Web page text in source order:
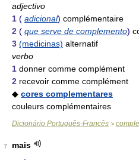
adjectivo
1 ( adicional) complémentaire
2 ( que serve de complemento)
3 (medicinas) alternatif
verbo
1 donner comme complément
2 recevoir comme complément
◆ cores complementares
couleurs complémentaires
Dicionário Português-Francês >
7
mais